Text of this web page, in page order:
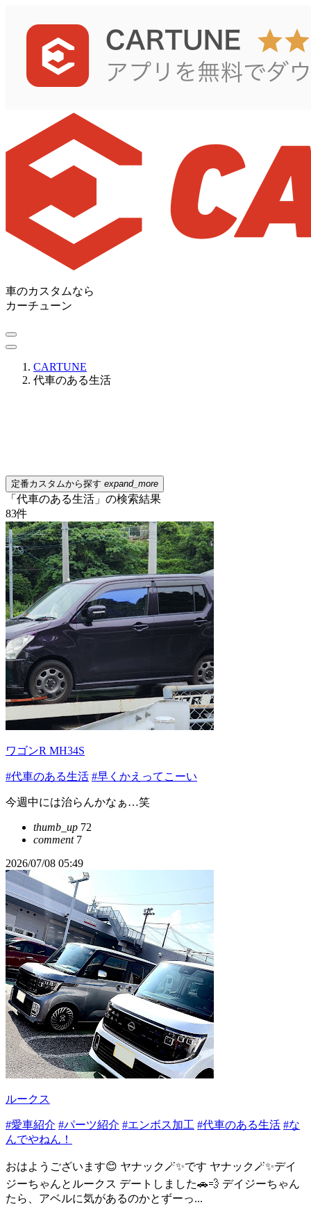
車のカスタムなら
カーチューン
CARTUNE
代車のある生活
定番カスタムから探す expand_more
「代車のある生活」の検索結果
83件
ワゴンR MH34S
#代車のある生活 #早くかえってこーい
今週中には治らんかなぁ…笑
thumb_up 72
comment7
2026/07/08 05:49
ルークス
#愛車紹介 #パーツ紹介 #エンボス加工 #代車のある生活 #な
んでやねん！
おはようございます😊 ヤナック🪄︎︎✨です ヤナック🪄︎︎✨デイ
ジーちゃんとルークス デートしました🚗💨 デイジーちゃん
たら、アベルに気があるのかとずーっ...